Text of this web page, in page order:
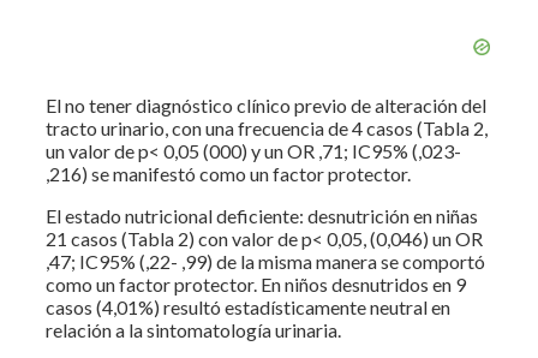
El no tener diagnóstico clínico previo de alteración del
tracto urinario, con una frecuencia de 4 casos (Tabla 2,
un valor de p< 0,05 (000) y un OR ,71; IC95% (,023-
,216) se manifestó como un factor protector.
El estado nutricional deficiente: desnutrición en niñas
21 casos (Tabla 2) con valor de p< 0,05, (0,046) un OR
,47; IC95% (,22- ,99) de la misma manera se comportó
como un factor protector. En niños desnutridos en 9
casos (4,01%) resultó estadísticamente neutral en
relación a la sintomatología urinaria.